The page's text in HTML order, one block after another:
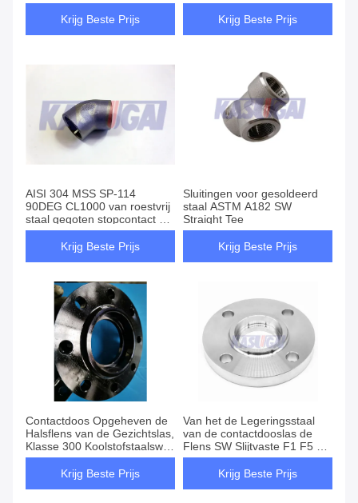
van de 3/4 Duimcontactdoos
Krijg Beste Prijs
van de 3/4 Duimcontactdoos
Krijg Beste Prijs
AISI 304 MSS SP-114
90DEG CL1000 van roestvrij
staal gegoten stopcontact 90
graden ellebogen
Krijg Beste Prijs
Sluitingen voor gesoldeerd
staal ASTM A182 SW
Straight Tee
Krijg Beste Prijs
Contactdoos Opgeheven de
Halsflens van de Gezichtslas,
Klasse 300 Koolstofstaalsw rf
Flens
Krijg Beste Prijs
Van het de Legeringsstaal
van de contactdooslas de
Flens SW Slijtvaste F1 F5 F9
F11 F12
Krijg Beste Prijs